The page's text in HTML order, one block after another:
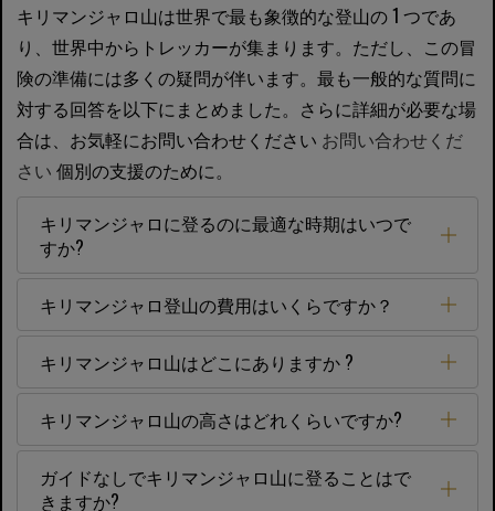
キリマンジャロ山は世界で最も象徴的な登山の 1 つであ
り、世界中からトレッカーが集まります。ただし、この冒
険の準備には多くの疑問が伴います。最も一般的な質問に
対する回答を以下にまとめました。さらに詳細が必要な場
合は、お気軽にお問い合わせください お問い合わせくだ
さい 個別の支援のために。
キリマンジャロに登るのに最適な時期はいつで
すか?
キリマンジャロ登山の費用はいくらですか？
キリマンジャロ山はどこにありますか ?
キリマンジャロ山の高さはどれくらいですか?
ガイドなしでキリマンジャロ山に登ることはで
きますか?